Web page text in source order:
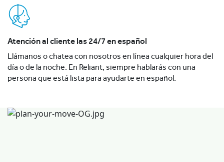
Atención al cliente las 24/7 en español
Llámanos o chatea con nosotros en línea cualquier hora del
día o de la noche. En Reliant, siempre hablarás con una
persona que está lista para ayudarte en español.